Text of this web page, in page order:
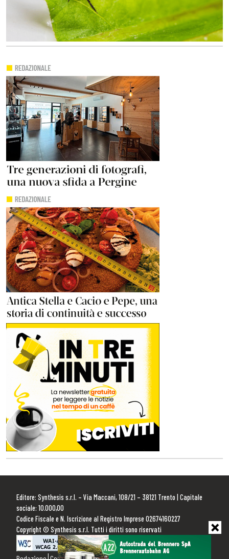
Editore: Synthesis s.r.l. – Via Maccani, 108/21 – 38121 Trento | Capitale
sociale: 10.000,00
Codice Fiscale e N. Iscrizione al Registro Imprese 02674160227
Copyright © Synthesis s.r.l. Tutti i diritti sono riservati